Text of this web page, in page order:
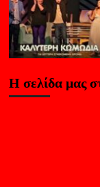
Η σελίδα μας